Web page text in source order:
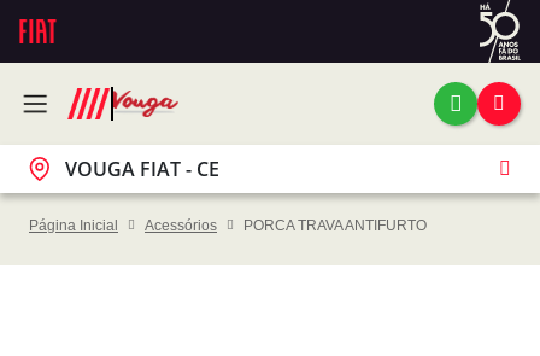
VOUGA FIAT - CE
Página Inicial Acessórios PORCA TRAVA ANTIFURTO